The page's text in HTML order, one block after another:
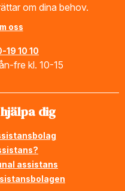
om dina behov.
oss
19 10 10
fre kl. 10-15
dig
assistans